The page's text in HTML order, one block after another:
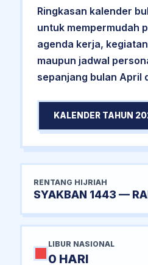
Ringkasan kalender
untuk mempermudah
agenda kerja,
maupun jadwal
sepanjang bulan April
KALENDER TAHUN
RENTANG HIJRIAH
SYAKBAN 1443 —
LIBUR NASIONAL
0 HARI